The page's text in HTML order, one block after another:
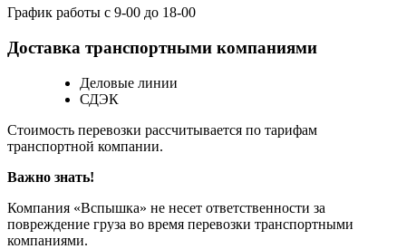
График работы с 9-00 до 18-00
Доставка транспортными компаниями
Деловые линии
СДЭК
Стоимость перевозки рассчитывается по тарифам
транспортной компании.
Важно знать!
Компания «Вспышка» не несет ответственности за
повреждение груза во время перевозки транспортными
компаниями.